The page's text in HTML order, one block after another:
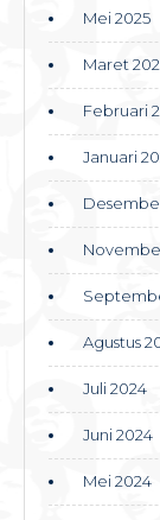
Mei 2025
Maret
Februari
Januari
Agustus
Juli 2024
Juni 2024
Mei 2024